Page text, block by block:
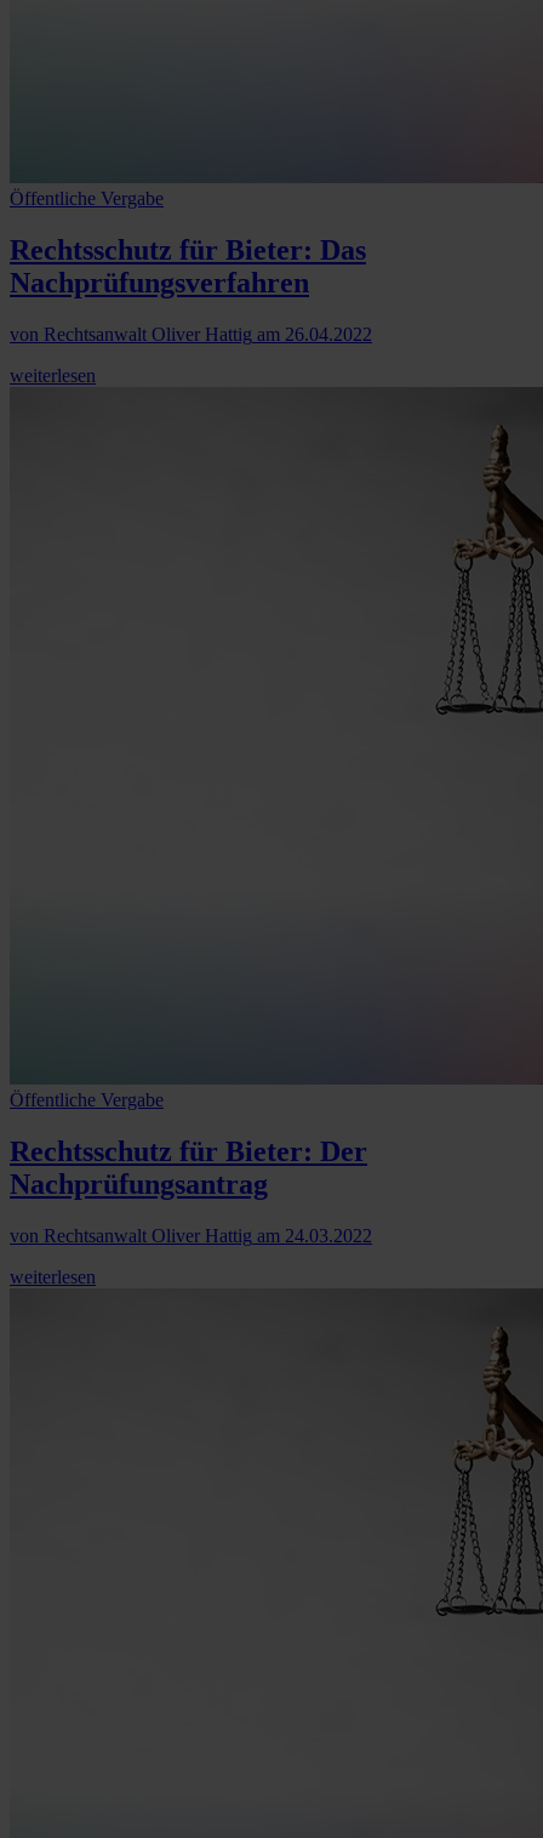
Öffentliche Vergabe
Rechtsschutz für Bieter: Das
Nachprüfungsverfahren
von Rechtsanwalt Oliver Hattig am 26.04.2022
weiterlesen
Öffentliche Vergabe
Rechtsschutz für Bieter: Der
Nachprüfungsantrag
von Rechtsanwalt Oliver Hattig am 24.03.2022
weiterlesen